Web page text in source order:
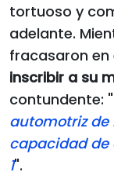
tortuoso y
adelante.
fracasaron en
inscribir a su
contundente: "
automotriz de
capacidad de
1".